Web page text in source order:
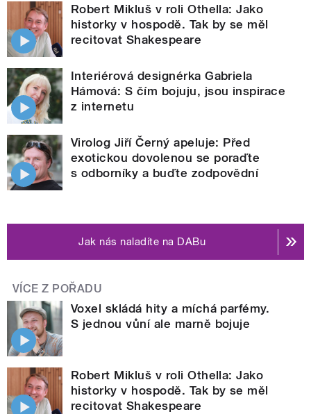
Robert Mikluš v roli Othella: Jako
historky v hospodě. Tak by se měl
recitovat Shakespeare
Interiérová designérka Gabriela
Hámová: S čím bojuju, jsou inspirace
z internetu
Virolog Jiří Černý apeluje: Před
exotickou dovolenou se poraďte
s odborníky a buďte zodpovědní
Jak nás naladíte na DABu
VÍCE Z POŘADU
Voxel skládá hity a míchá parfémy.
S jednou vůní ale marně bojuje
Robert Mikluš v roli Othella: Jako
historky v hospodě. Tak by se měl
recitovat Shakespeare